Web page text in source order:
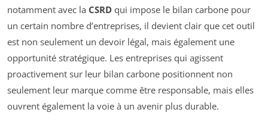
notamment avec la CSRD qui impose le bilan carbone pour
un certain nombre d’entreprises, il devient clair que cet outil
est non seulement un devoir légal, mais également une
opportunité stratégique. Les entreprises qui agissent
proactivement sur leur bilan carbone positionnent non
seulement leur marque comme être responsable, mais elles
ouvrent également la voie à un avenir plus durable.